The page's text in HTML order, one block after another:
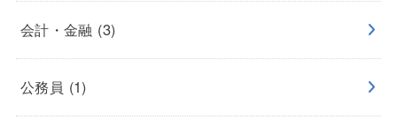
会計・金融 (3)
公務員 (1)